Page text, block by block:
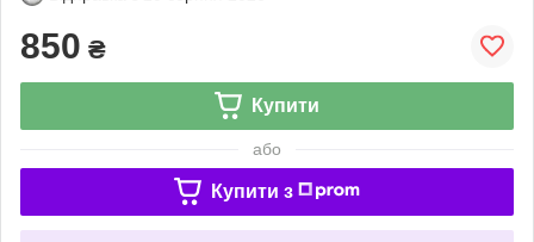
850 ₴
Купити
або
Купити з